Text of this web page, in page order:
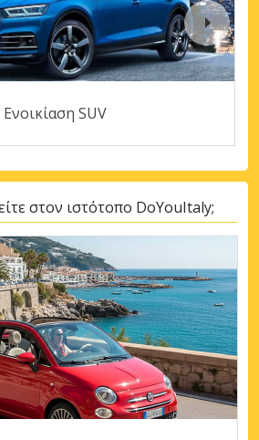
Ενοικίαση SUV
στον ιστότοπο DoYouItaly;